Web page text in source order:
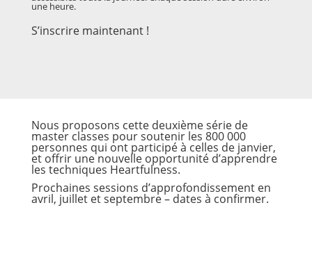
une heure.
S’inscrire maintenant !
Nous proposons cette deuxième série de
master classes pour soutenir les 800 000
personnes qui ont participé à celles de janvier,
et offrir une nouvelle opportunité d’apprendre
les techniques Heartfulness.
Prochaines sessions d’approfondissement en
avril, juillet et septembre – dates à confirmer.